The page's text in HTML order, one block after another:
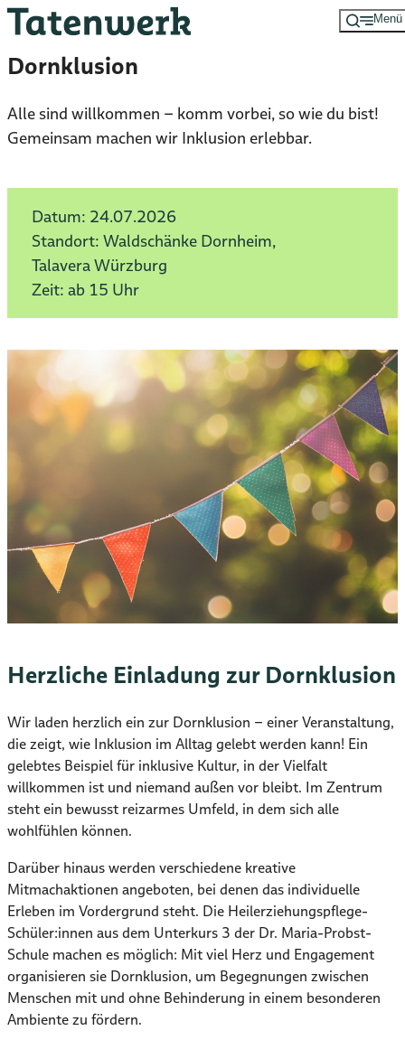
Zum
Hauptinhalt
springen
Menü
Dornklusion
Alle sind willkommen – komm vorbei, so wie du bist!
Gemeinsam machen wir Inklusion erlebbar.
Datum: 24.07.2026
Standort: Waldschänke Dornheim,
Talavera Würzburg
Zeit: ab 15 Uhr
Herzliche Einladung zur Dornklusion
Wir laden herzlich ein zur Dornklusion – einer Veranstaltung,
die zeigt, wie Inklusion im Alltag gelebt werden kann! Ein
gelebtes Beispiel für inklusive Kultur, in der Vielfalt
willkommen ist und niemand außen vor bleibt. Im Zentrum
steht ein bewusst reizarmes Umfeld, in dem sich alle
wohlfühlen können.
Darüber hinaus werden verschiedene kreative
Mitmachaktionen angeboten, bei denen das individuelle
Erleben im Vordergrund steht. Die Heilerziehungspflege-
Schüler:innen aus dem Unterkurs 3 der Dr. Maria-Probst-
Schule machen es möglich: Mit viel Herz und Engagement
organisieren sie Dornklusion, um Begegnungen zwischen
Menschen mit und ohne Behinderung in einem besonderen
Ambiente zu fördern.